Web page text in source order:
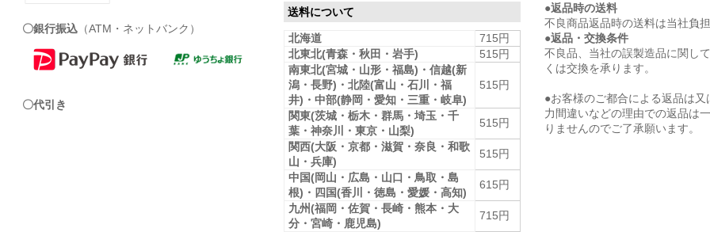
〇銀行振込 （ATM・ネットバンク）
〇代引き
送料について
北海道
715円
北東北(青森・秋田・岩手)
515円
南東北(宮城・山形・福島)・信越(新
潟・長野)・北陸(富山・石川・福
井)・中部(静岡・愛知・三重・岐阜)
515円
関東(茨城・栃木・群馬・埼玉・千
葉・神奈川・東京・山梨)
515円
関西(大阪・京都・滋賀・奈良・和歌
山・兵庫)
515円
中国(岡山・広島・山口・鳥取・島
根)・四国(香川・徳島・愛媛・高知)
615円
九州(福岡・佐賀・長崎・熊本・大
分・宮崎・鹿児島)
715円
●返品時の送料
不良商品返品時の送料は当社負
●返品・交換条件
不良品、当社の誤製造品に関し
くは交換を承ります。
●お客様のご都合による返品は又
力間違いなどの理由での返品は
りませんのでご了承願います。